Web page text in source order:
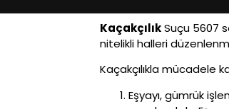
KaçakçılıkSuçu 5607
nitelikli halleri
Kaçakçılıkla mücadele
Eşyayı, gümrük